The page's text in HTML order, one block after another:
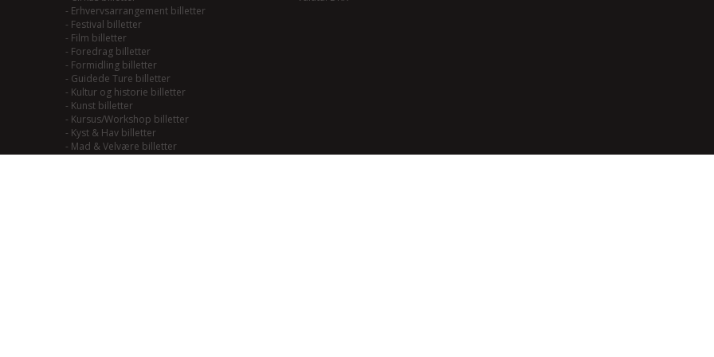
- Erhvervsarrangement billetter
- Festival billetter
- Film billetter
- Foredrag billetter
- Formidling billetter
- Guidede Ture billetter
- Kultur og historie billetter
- Kunst billetter
- Kursus/Workshop billetter
- Kyst & Hav billetter
- Mad & Velvære billetter